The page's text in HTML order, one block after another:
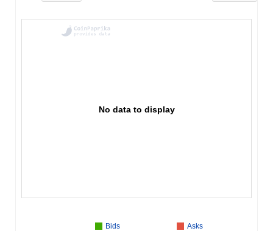
No data to display
Bids
Asks